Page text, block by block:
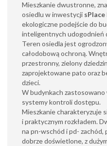
Mieszkanie dwustronne,
osiedlu w inwestycji sPlace
ekologiczne podejście do
inteligentnych udogodnień
Teren osiedla jest
całodobową ochroną.
przestronny, zielony
zaprojektowane pato oraz
dzieci.
W budynkach
systemy kontroli dostępu.
Mieszkanie charakteryzuje
i praktycznym rozkładem.
na pn-wschód i pd- zachód,
dobrze doświetlone, z